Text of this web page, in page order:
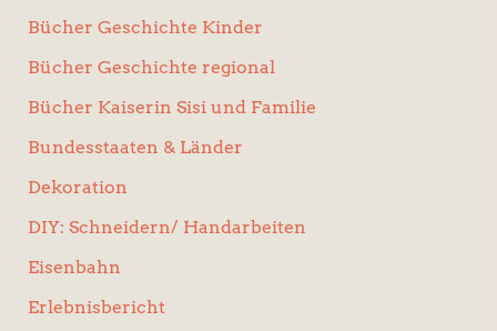
Bücher Geschichte Kinder
Bücher Geschichte regional
Bücher Kaiserin Sisi und Familie
Bundesstaaten & Länder
Dekoration
DIY: Schneidern/ Handarbeiten
Eisenbahn
Erlebnisbericht